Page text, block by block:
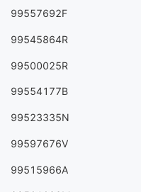
99557692F
99545864R
99500025R
99554177B
99523335N
99597676V
99515966A